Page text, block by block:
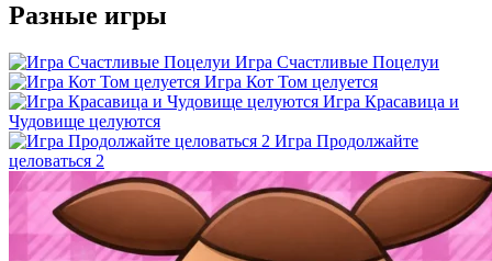
Разные игры
Игра Счастливые Поцелуи
Игра Кот Том целуется
Игра Красавица и
Чудовище целуются
Игра Продолжайте
целоваться 2